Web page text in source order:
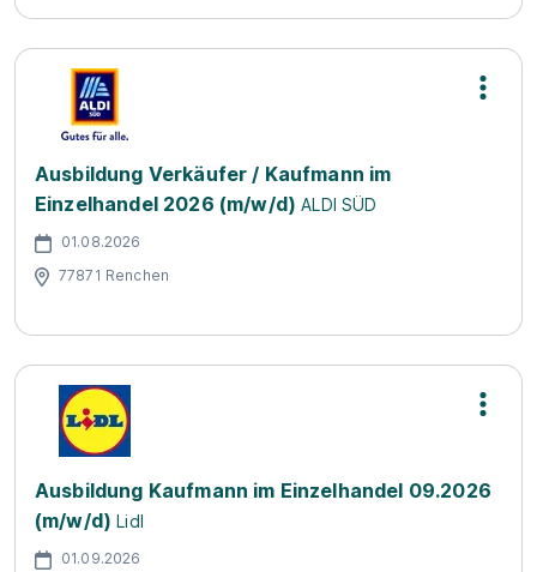
Ausbildung Verkäufer / Kaufmann im
Einzelhandel 2026 (m/w/d) ALDI SÜD
01.08.2026
77871 Renchen
Ausbildung Kaufmann im Einzelhandel 09.2026
(m/w/d) Lidl
01.09.2026